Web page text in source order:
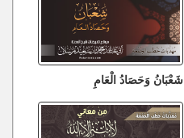
شَعْبَانُ وَحَصَادُ الْعَامِ